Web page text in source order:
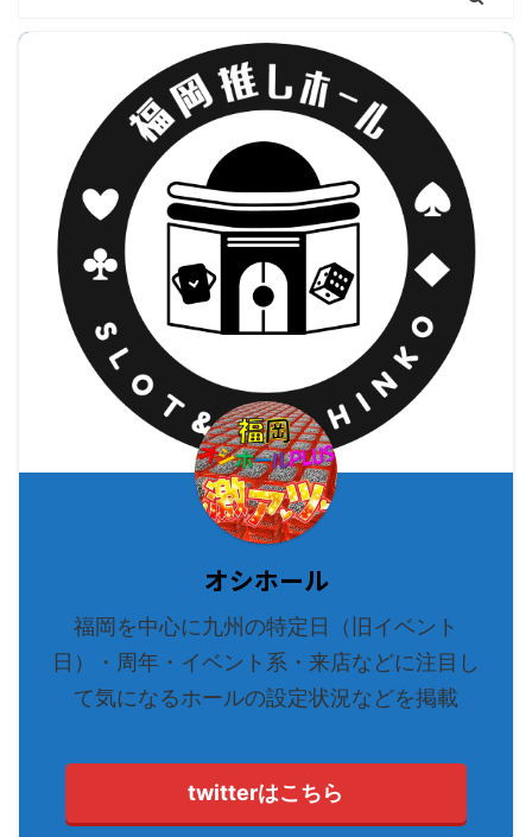
オシホール
福岡を中心に九州の特定日（旧イベント
日）・周年・イベント系・来店などに注目し
て気になるホールの設定状況などを掲載
twitterはこちら